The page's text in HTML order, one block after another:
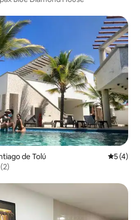
de Tolú 5 de
5 (4)